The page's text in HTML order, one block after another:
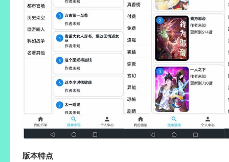
版本特点